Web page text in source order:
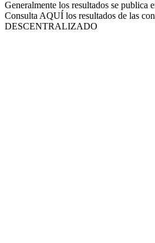
Generalmente los resultados se publica
Consulta AQUÍ los resultados de las
DESCENTRALIZADO